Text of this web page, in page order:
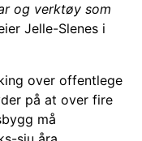
og verktøy som
Jelle-Slenes i
over offentlege
på at over fire
må